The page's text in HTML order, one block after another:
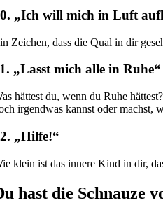
„Ich will mich in Luft
Zeichen, dass die Qual in dir
„Lasst mich alle in Ruhe“
hättest du, wenn du Ruhe
irgendwas kannst oder machst,
„Hilfe!“
klein ist das innere Kind in dir,
hast die Schnauze